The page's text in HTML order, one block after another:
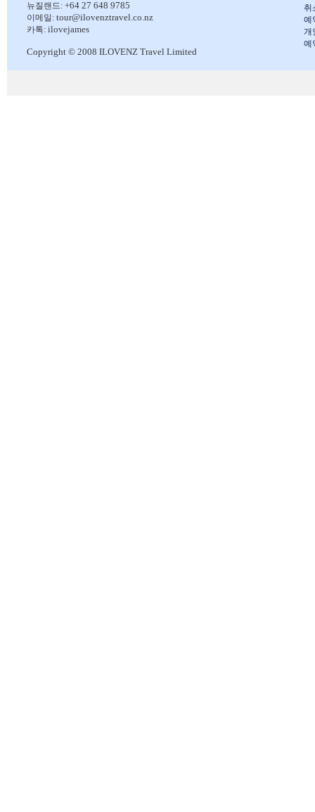
취
예
개
예
뉴질랜드: +64 27 648 9785
이메일: tour@ilovenztravel.co.nz
카톡: ilovejames
Copyright © 2008 ILOVENZ Travel Limited